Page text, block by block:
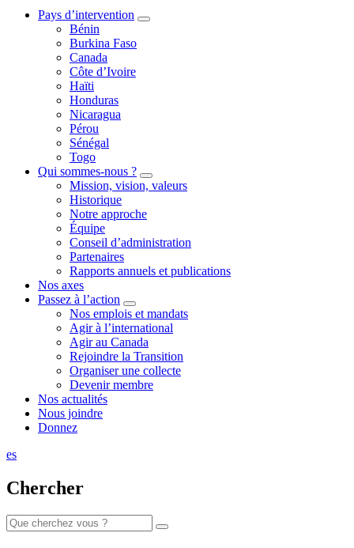
Pays d’intervention
Bénin
Burkina Faso
Canada
Côte d’Ivoire
Haïti
Honduras
Nicaragua
Pérou
Sénégal
Togo
Qui sommes-nous ?
Mission, vision, valeurs
Historique
Notre approche
Équipe
Conseil d’administration
Partenaires
Rapports annuels et publications
Nos axes
Passez à l’action
Nos emplois et mandats
Agir à l’international
Agir au Canada
Rejoindre la Transition
Organiser une collecte
Devenir membre
Nos actualités
Nous joindre
Donnez
es
Chercher